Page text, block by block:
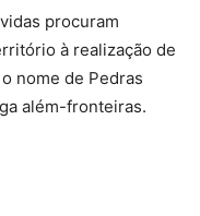
procuram
à realização de
nome de Pedras
além-fronteiras.